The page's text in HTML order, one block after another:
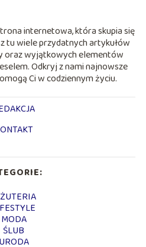
internetowa, która skupia się
tu wiele przydatnych artykułów
oraz wyjątkowych elementów
Odkryj z nami najnowsze
Ci w codziennym życiu.
MODA
ŚLUB
URODA